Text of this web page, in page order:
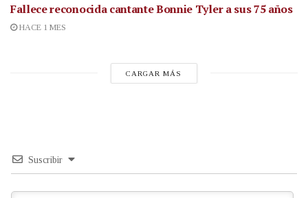
Fallece reconocida cantanteBonnie Tyler a sus 75 años
HACE 1 MES
CARGAR MÁS
Suscribir